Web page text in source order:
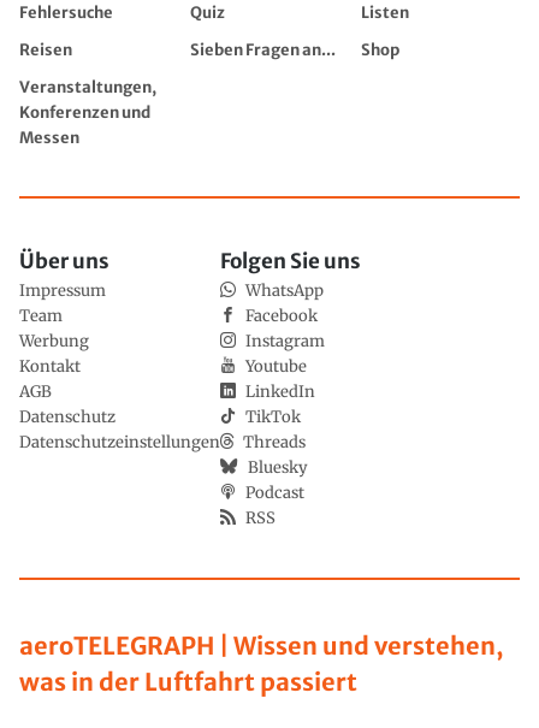
Fehlersuche
Quiz
Listen
Reisen
Sieben Fragen an...
Shop
Veranstaltungen,
Konferenzen und
Messen
aeroTELEGRAPH | Wissen und verstehen,
was in der Luftfahrt passiert
Über uns
Impressum
Team
Werbung
Kontakt
AGB
Datenschutz
Datenschutzeinstellungen
Folgen Sie uns
WhatsApp
Facebook
Instagram
Youtube
LinkedIn
TikTok
Threads
Bluesky
Podcast
RSS